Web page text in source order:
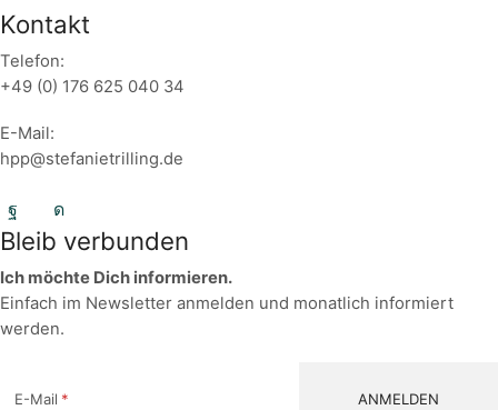
Kontakt
Telefon:
+49 (0) 176 625 040 34
E-Mail:
hpp@stefanietrilling.de
FacebookInstagram
Bleib verbunden
Ich möchte Dich informieren.
Einfach im Newsletter anmelden und monatlich informiert
werden.
E-Mail